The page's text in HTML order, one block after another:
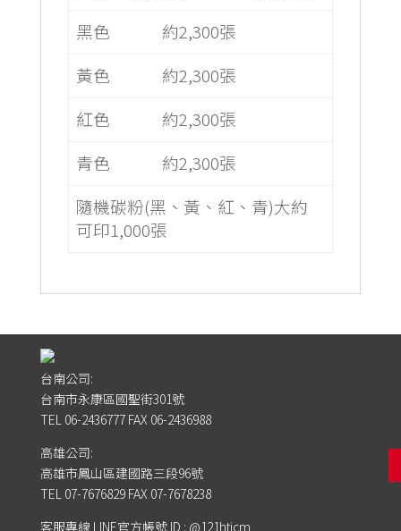
黑色
約2,300張
黃色
約2,300張
紅色
約2,300張
青色
約2,300張
隨機碳粉(黑、黃、紅、青)大約
可印1,000張
台南公司:
台南市永康區國聖街301號
TEL 06-2436777FAX 06-2436988
高雄公司:
高雄市鳳山區建國路三段96號
TEL 07-7676829FAX 07-7678238
客服專線 LINE官方帳號 ID : @121htjcm